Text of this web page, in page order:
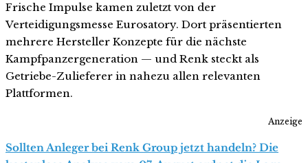
Frische Impulse kamen zuletzt von der
Verteidigungsmesse Eurosatory. Dort präsentierten
mehrere Hersteller Konzepte für die nächste
Kampfpanzergeneration — und Renk steckt als
Getriebe-Zulieferer in nahezu allen relevanten
Plattformen.
Anzeige
Sollten Anleger bei Renk Group jetzt handeln? Die